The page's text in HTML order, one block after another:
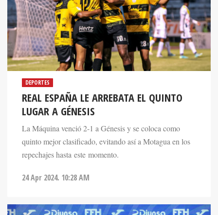
DEPORTES
REAL ESPAÑA LE ARREBATA EL QUINTO
LUGAR A GÉNESIS
La Máquina venció 2-1 a Génesis y se coloca como
quinto mejor clasificado, evitando así a Motagua en los
repechajes hasta este momento.
24 Apr 2024. 10:28 AM